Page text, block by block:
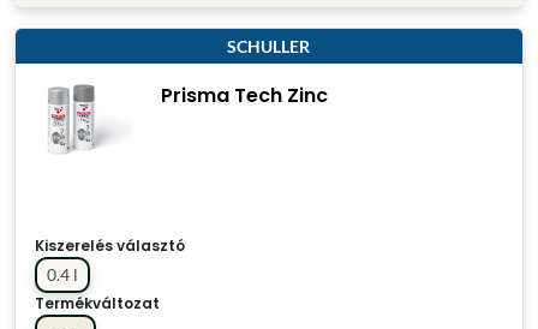
SCHULLER
Prisma Tech Zinc
Kiszerelés választó
0.4 l
Termékváltozat